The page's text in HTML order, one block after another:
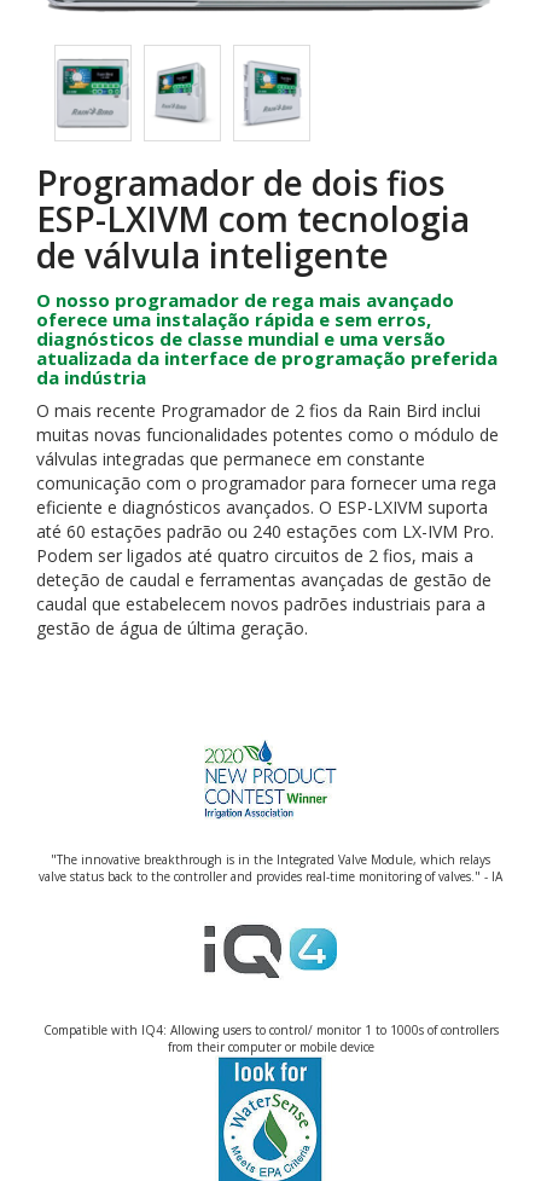
Programador de dois fios
ESP-LXIVM com tecnologia
de válvula inteligente
O nosso programador de rega mais avançado
oferece uma instalação rápida e sem erros,
diagnósticos de classe mundial e uma versão
atualizada da interface de programação preferida
da indústria
O mais recente Programador de 2 fios da Rain Bird inclui
muitas novas funcionalidades potentes como o módulo de
válvulas integradas que permanece em constante
comunicação com o programador para fornecer uma rega
eficiente e diagnósticos avançados. O ESP-LXIVM suporta
até 60 estações padrão ou 240 estações com LX-IVM Pro.
Podem ser ligados até quatro circuitos de 2 fios, mais a
deteção de caudal e ferramentas avançadas de gestão de
caudal que estabelecem novos padrões industriais para a
gestão de água de última geração.
"The innovative breakthrough is in the Integrated Valve Module, which relays
valve status back to the controller and provides real-time monitoring of valves." - IA
Compatible with IQ4: Allowing users to control/ monitor 1 to 1000s of controllers
from their computer or mobile device